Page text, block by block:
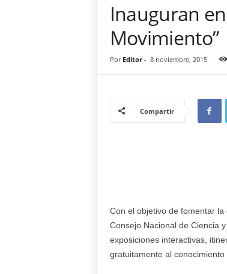
Inauguran
Movimiento”
Por Editor- 8 noviembre, 2015
Compartir
Con el objetivo de fomentar
Consejo Nacional de Ciencia
exposiciones interactivas,
gratuitamente al